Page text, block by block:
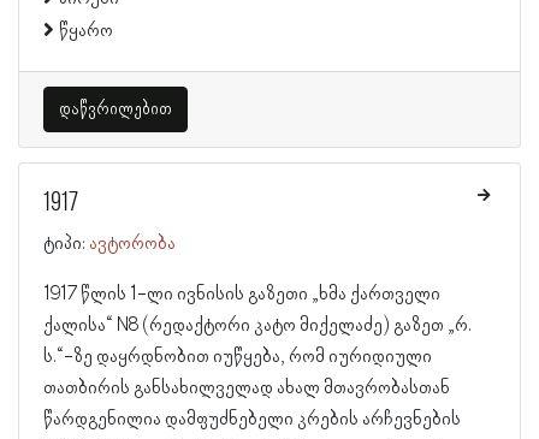
წყარო
დაწვრილებით
1917
ტიპი: ავტორობა
1917 წლის 1-ლი ივნისის გაზეთი „ხმა ქართველი
ქალისა“ N8 (რედაქტორი კატო მიქელაძე) გაზეთ „რ.
ს.“-ზე დაყრდნობით იუწყება, რომ იურიდიული
თათბირის განსახილველად ახალ მთავრობასთან
წარდგენილია დამფუძნებელი კრების არჩევნების